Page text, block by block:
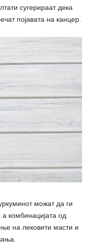
сугерираат дека
појавата на канцер.
можат да ги
комбинацијата од
на лековити масти и